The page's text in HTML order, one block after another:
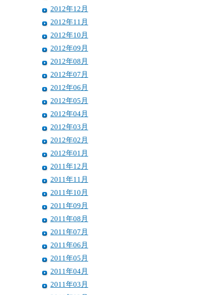
2012年12月
2012年11月
2012年10月
2012年09月
2012年08月
2012年07月
2012年06月
2012年05月
2012年04月
2012年03月
2012年02月
2012年01月
2011年12月
2011年11月
2011年10月
2011年09月
2011年08月
2011年07月
2011年06月
2011年05月
2011年04月
2011年03月